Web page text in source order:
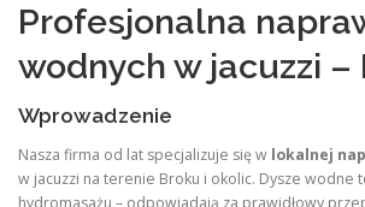
Profesjonalna
wodnych w jacuzzi –
Wprowadzenie
Nasza firma od lat specjalizuje się w lokalnej
w jacuzzi na terenie Broku i okolic. Dysze wodne